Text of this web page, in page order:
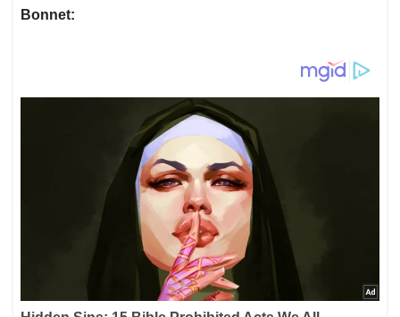
Bonnet: